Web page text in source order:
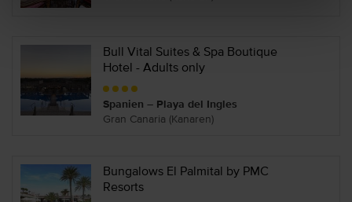
Bull Vital Suites & Spa Boutique
Hotel - Adults only
Spanien – Playa del Ingles
Gran Canaria (Kanaren)
Bungalows El Palmital by PMC
Resorts